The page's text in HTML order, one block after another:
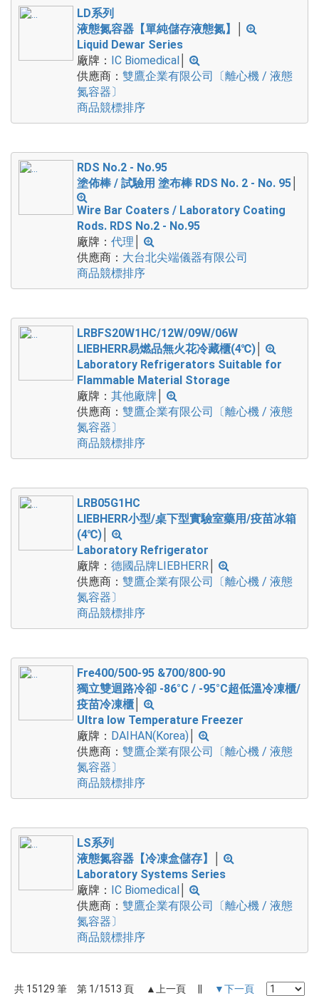
LD系列
液態氮容器【單純儲存液態氮】
Liquid Dewar Series
廠牌：
IC Biomedical
供應商： 雙鷹企業有限公司〔離心機 / 液態
氮容器〕
商品競標排序
RDS No.2 - No.95
塗佈棒 / 試驗用 塗布棒 RDS No. 2 - No. 95
Wire Bar Coaters / Laboratory Coating
Rods. RDS No.2 - No.95
廠牌： 代理
供應商： 大台北尖端儀器有限公司
商品競標排序
LRBFS20W1HC/12W/09W/06W
LIEBHERR易燃品無火花冷藏櫃(4℃)
Laboratory Refrigerators Suitable for
Flammable Material Storage
廠牌： 其他廠牌
供應商： 雙鷹企業有限公司〔離心機 / 液態
氮容器〕
商品競標排序
LRB05G1HC
LIEBHERR小型/桌下型實驗室藥用/疫苗冰箱
(4℃)
Laboratory Refrigerator
廠牌： 德國品牌LIEBHERR
供應商： 雙鷹企業有限公司〔離心機 / 液態
氮容器〕
商品競標排序
Fre400/500-95 &700/800-90
獨立雙迴路冷卻 -86°C / -95°C超低溫冷凍櫃/
疫苗冷凍櫃
Ultra low Temperature Freezer
廠牌： DAIHAN(Korea)
供應商： 雙鷹企業有限公司〔離心機 / 液態
氮容器〕
商品競標排序
LS系列
液態氮容器【冷凍盒儲存】
Laboratory Systems Series
廠牌：
IC Biomedical
供應商： 雙鷹企業有限公司〔離心機 / 液態
氮容器〕
商品競標排序
共 15129 筆 第 1/1513 頁 ▲上一頁 || ▼下一頁